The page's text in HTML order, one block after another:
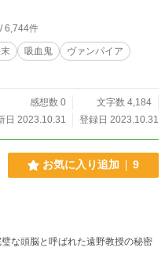
6,744件
吸血鬼
ヴァンパイア
感想数 0
文字数 4,184
日 2023.10.31
登録日 2023.10.31
お気に入り追加 9
な頭脳と呼ばれた遠野教授の秘密